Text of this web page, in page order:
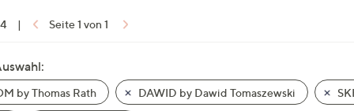
| Seite 1 von 1
by Thomas Rath DAWID by Dawid Tomaszewski